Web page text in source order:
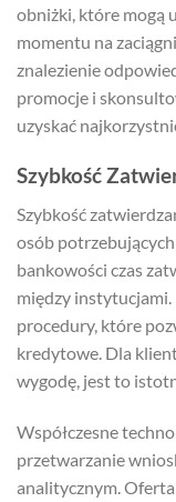
obniżki, które mogą
momentu na
znalezienie
promocje i
uzyskać
Szybkość
Szybkość
osób
bankowości czas
między instytucjami.
procedury, które
kredytowe. Dla
wygodę, jest to
Współczesne
przetwarzanie
analitycznym.